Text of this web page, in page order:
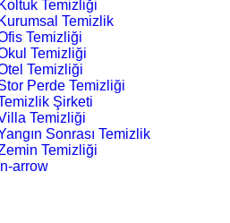
Temizliği
Temizlik
Temizliği
Temizliği
Temizliği
Perde Temizliği
Şirketi
Temizliği
Sonrası Temizlik
Temizliği